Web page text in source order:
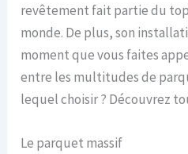
revêtement fait partie du
monde. De plus, son
moment que vous faites
entre les multitudes de
lequel choisir ? Découvrez
Le parquet massif